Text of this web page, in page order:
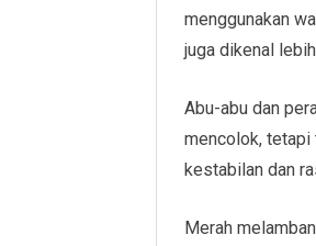
menggunakan
juga dikenal
Abu-abu dan
mencolok,
kestabilan dan
Merah